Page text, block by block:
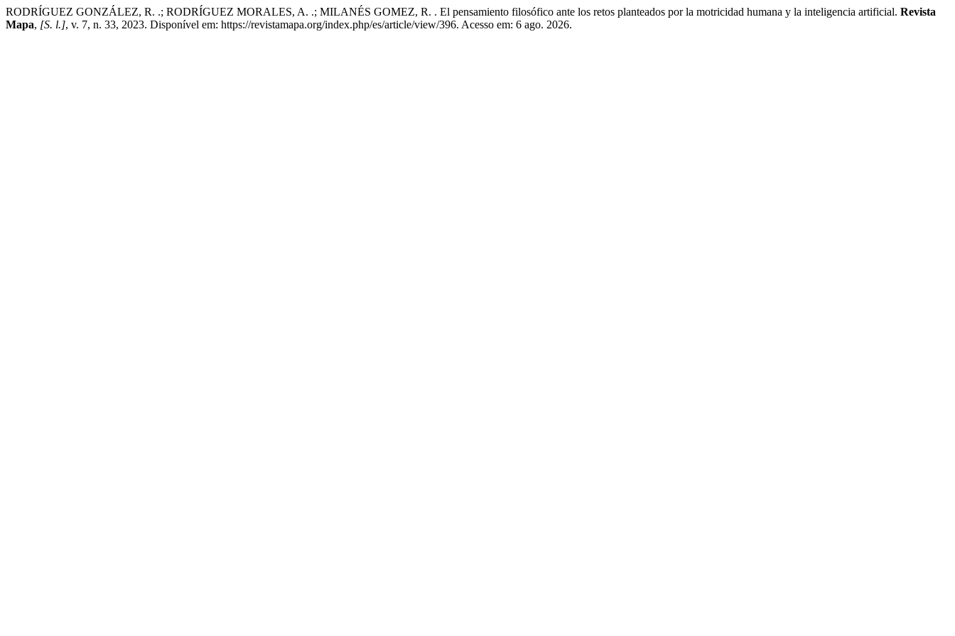
RODRÍGUEZ GONZÁLEZ, R. .; RODRÍGUEZ MORALES, A. .; MILANÉS GOMEZ, R. . El pensamiento filosófico ante los retos planteados por la motricidad humana y la inteligencia artificial. Revista
Mapa, [S. l.], v. 7, n. 33, 2023. Disponível em: https://revistamapa.org/index.php/es/article/view/396. Acesso em: 6 ago. 2026.